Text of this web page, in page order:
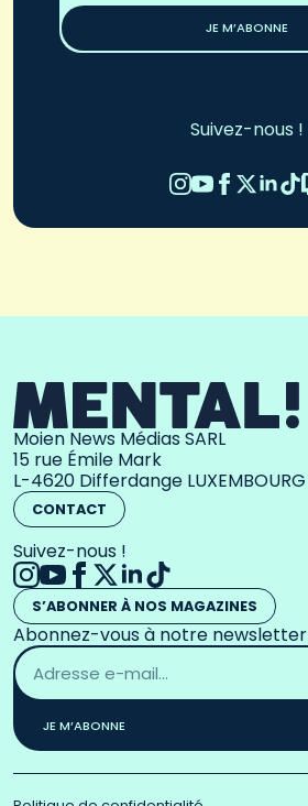
JE M’ABONNE
Suivez-nous !
Moien News Médias SARL
15 rue Émile Mark
L-4620 Differdange LUXEMBOURG
CONTACT
Suivez-nous !
S’ABONNER À NOS MAGAZINES
Abonnez-vous à notre newsletter
Adresse
email
*
JE M’ABONNE